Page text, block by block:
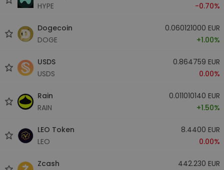
HYPE
-0.70%
Dogecoin
DOGE
0.060121000 EUR
+1.00%
USDS
USDS
0.864759 EUR
0.00%
Rain
RAIN
0.011010140 EUR
+1.50%
LEO Token
LEO
8.4400 EUR
0.00%
Zcash
442.230 EUR